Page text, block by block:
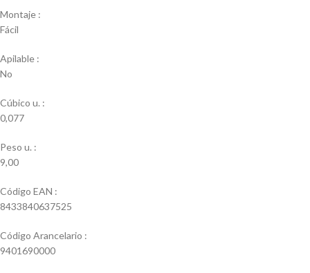
Montaje :
Fácil
Apilable :
No
Cúbico u. :
0,077
Peso u. :
9,00
Código EAN :
8433840637525
Código Arancelario :
9401690000